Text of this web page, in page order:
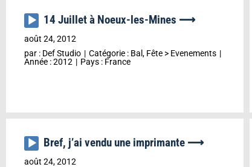
Lecteur
audio
14 Juillet à Noeux-les-Mines ⟶
août 24, 2012
par : Def Studio Catégorie : Bal, Fête > Evenements
Année :2012 Pays : France
Lecteur
audio
Bref, j’ai vendu une imprimante ⟶
août 24, 2012